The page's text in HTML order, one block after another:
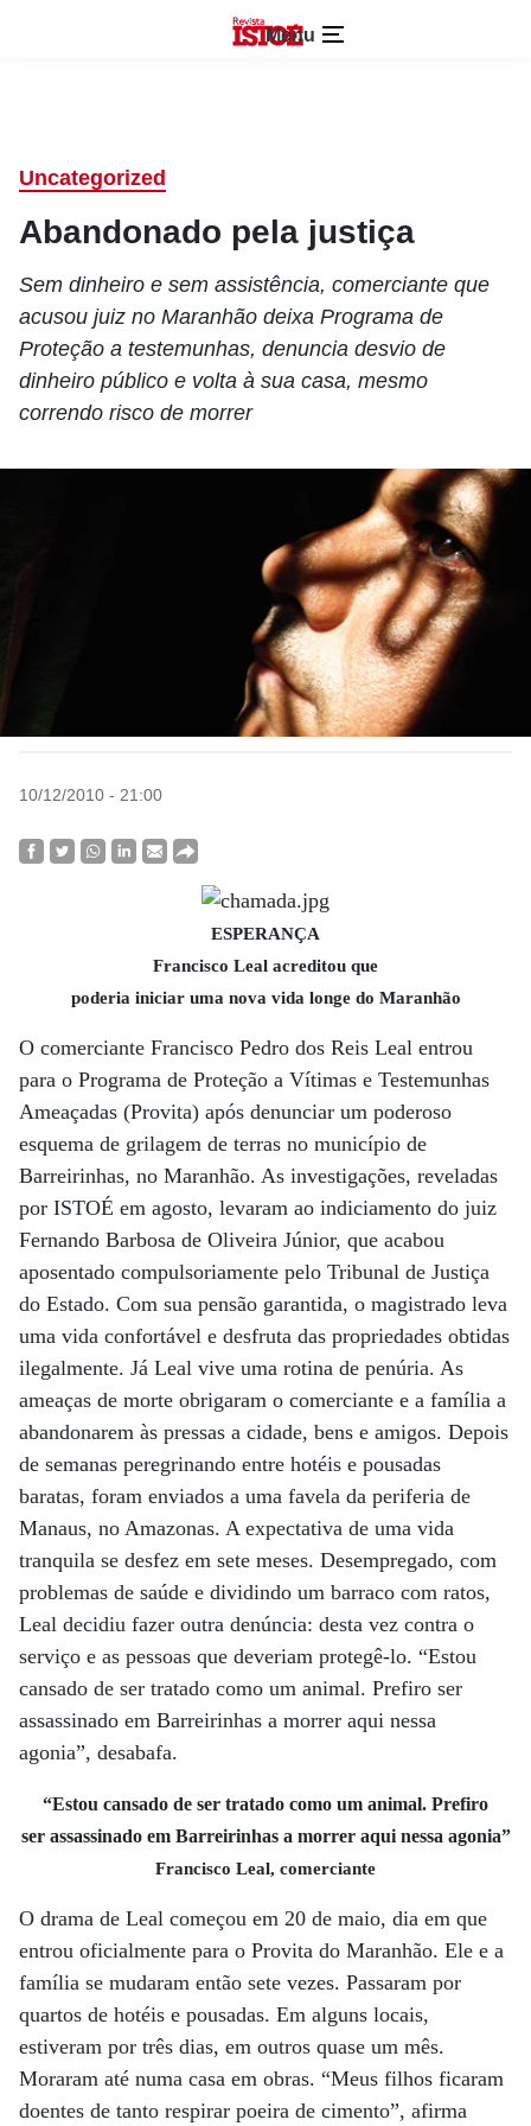
Menu
Uncategorized
Abandonado pela justiça
Sem dinheiro e sem assistência, comerciante que
acusou juiz no Maranhão deixa Programa de
Proteção a testemunhas, denuncia desvio de
dinheiro público e volta à sua casa, mesmo
correndo risco de morrer
10/12/2010 - 21:00
ESPERANÇA
Francisco Leal acreditou que
poderia iniciar uma nova vida longe do Maranhão
O comerciante Francisco Pedro dos Reis Leal entrou
para o Programa de Proteção a Vítimas e Testemunhas
Ameaçadas (Provita) após denunciar um poderoso
esquema de grilagem de terras no município de
Barreirinhas, no Maranhão. As investigações, reveladas
por ISTOÉ em agosto, levaram ao indiciamento do juiz
Fernando Barbosa de Oliveira Júnior, que acabou
aposentado compulsoriamente pelo Tribunal de Justiça
do Estado. Com sua pensão garantida, o magistrado leva
uma vida confortável e desfruta das propriedades obtidas
ilegalmente. Já Leal vive uma rotina de penúria. As
ameaças de morte obrigaram o comerciante e a família a
abandonarem às pressas a cidade, bens e amigos. Depois
de semanas peregrinando entre hotéis e pousadas
baratas, foram enviados a uma favela da periferia de
Manaus, no Amazonas. A expectativa de uma vida
tranquila se desfez em sete meses. Desempregado, com
problemas de saúde e dividindo um barraco com ratos,
Leal decidiu fazer outra denúncia: desta vez contra o
serviço e as pessoas que deveriam protegê-lo. “Estou
cansado de ser tratado como um animal. Prefiro ser
assassinado em Barreirinhas a morrer aqui nessa
agonia”, desabafa.
“Estou cansado de ser tratado como um animal. Prefiro
ser assassinado em Barreirinhas a morrer aqui nessa agonia”
Francisco Leal, comerciante
O drama de Leal começou em 20 de maio, dia em que
entrou oficialmente para o Provita do Maranhão. Ele e a
família se mudaram então sete vezes. Passaram por
quartos de hotéis e pousadas. Em alguns locais,
estiveram por três dias, em outros quase um mês.
Moraram até numa casa em obras. “Meus filhos ficaram
doentes de tanto respirar poeira de cimento”, afirma